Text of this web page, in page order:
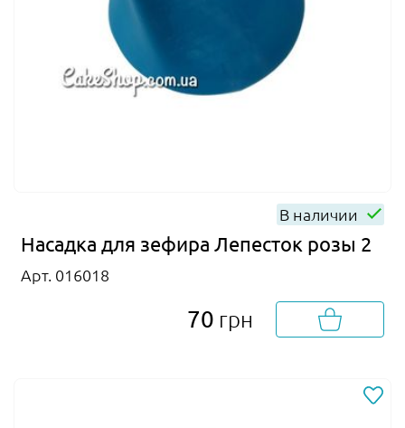
В наличии
Насадка для зефира Лепесток розы 2
Арт. 016018
70 грн